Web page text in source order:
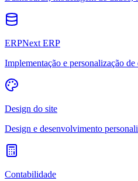
ERPNext ERP
Implementação e personalização
Design do site
Design e desenvolvimento
Contabilidade